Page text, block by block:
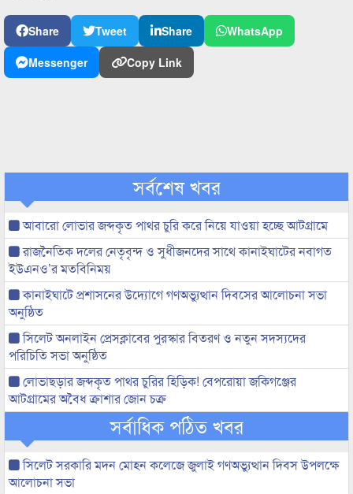
Share Tweet Share
WhatsApp
Messenger
Copy Link
সর্বশেষ খবর
আবারো লোভার জব্দকৃত পাথর চুরি করে নিয়ে যাওয়া হচ্ছে আটগ্রামে
রাজনৈতিক দলের নেতৃবৃন্দ ও সুধীজনদের সাথে কানাইঘাটের নবাগত
ইউএনও’র মতবিনিময়
কানাইঘাটে প্রশাসনের উদ্যোগে গণঅভ্যুত্থান দিবসের আলোচনা সভা
অনুষ্ঠিত
সিলেট অনলাইন প্রেসক্লাবের পুরস্কার বিতরণ ও নতুন সদস্যদের
পরিচিতি সভা অনুষ্ঠিত
লোভাছড়ার জব্দকৃত পাথর চুরির হিড়িক! বেপরোয়া জকিগঞ্জের
আটগ্রামের অবৈধ ক্রাশার জোন চক্র
সর্বাধিক পঠিত খবর
সিলেট সরকারি মদন মোহন কলেজে জুলাই গণঅভ্যুত্থান দিবস উপলক্ষে
আলোচনা সভা